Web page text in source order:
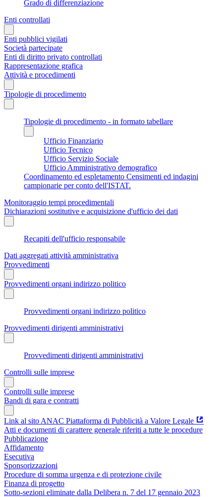
Grado di differenziazione
Enti controllati
Enti pubblici vigilati
Società partecipate
Enti di diritto privato controllati
Rappresentazione grafica
Attività e procedimenti
Tipologie di procedimento
Tipologie di procedimento - in formato tabellare
Ufficio Finanziario
Ufficio Tecnico
Ufficio Servizio Sociale
Ufficio Amministrativo demografico
Coordinamento ed espletamento Censimenti ed indagini
campionarie per conto dell'ISTAT.
Monitoraggio tempi procedimentali
Dichiarazioni sostitutive e acquisizione d'ufficio dei dati
Recapiti dell'ufficio responsabile
Dati aggregati attività amministrativa
Provvedimenti
Provvedimenti organi indirizzo politico
Provvedimenti organi indirizzo politico
Provvedimenti dirigenti amministrativi
Provvedimenti dirigenti amministrativi
Controlli sulle imprese
Controlli sulle imprese
Bandi di gara e contratti
Link al sito ANAC Piattaforma di Pubblicità a Valore Legale
Atti e documenti di carattere generale riferiti a tutte le procedure
Pubblicazione
Affidamento
Esecutiva
Sponsorizzazioni
Procedure di somma urgenza e di protezione civile
Finanza di progetto
Sotto-sezioni eliminate dalla Delibera n. 7 del 17 gennaio 2023